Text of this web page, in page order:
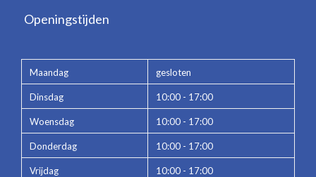
Openingstijden
Maandag gesloten
Dinsdag 10:00 - 17:00
Woensdag 10:00 - 17:00
Donderdag 10:00 - 17:00
Vrijdag 10:00 - 17:00